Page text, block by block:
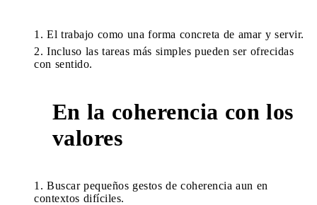
El trabajo como una forma concreta de amar y servir.
Incluso las tareas más simples pueden ser ofrecidas
con sentido.
En la coherencia con los
valores
Buscar pequeños gestos de coherencia aun en
contextos difíciles.